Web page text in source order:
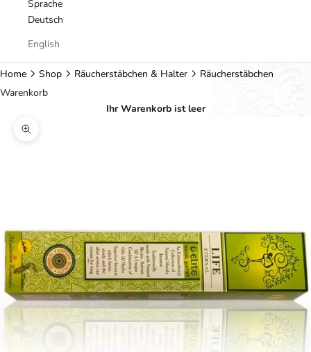
Sprache
Deutsch
English
Home Shop Räucherstäbchen & Halter
Räucherstäbchen
Warenkorb
Ihr Warenkorb ist leer
Bild vergrößern